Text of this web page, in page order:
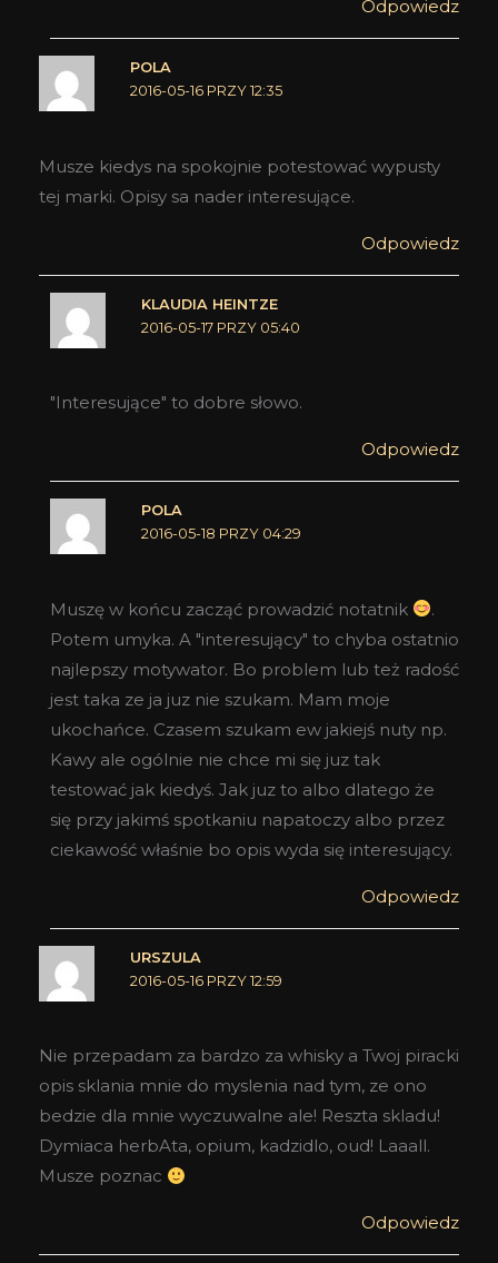
Odpowiedz
POLA
2016-05-16 PRZY 12:35
Musze kiedys na spokojnie potestować wypusty
tej marki. Opisy sa nader interesujące.
Odpowiedz
KLAUDIA HEINTZE
2016-05-17 PRZY 05:40
"Interesujące" to dobre słowo.
Odpowiedz
POLA
2016-05-18 PRZY 04:29
Muszę w końcu zacząć prowadzić notatnik
.
Potem umyka. A "interesujący" to chyba ostatnio
najlepszy motywator. Bo problem lub też radość
jest taka ze ja juz nie szukam. Mam moje
ukochańce. Czasem szukam ew jakiejś nuty np.
Kawy ale ogólnie nie chce mi się juz tak
testować jak kiedyś. Jak juz to albo dlatego że
się przy jakimś spotkaniu napatoczy albo przez
ciekawość właśnie bo opis wyda się interesujący.
Odpowiedz
URSZULA
2016-05-16 PRZY 12:59
Nie przepadam za bardzo za whisky a Twoj piracki
opis sklania mnie do myslenia nad tym, ze ono
bedzie dla mnie wyczuwalne ale! Reszta skladu!
Dymiaca herbAta, opium, kadzidlo, oud! Laaall.
Musze poznac
Odpowiedz